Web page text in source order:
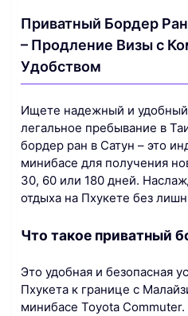
Приватный Бордер
– Продление Визы с
Удобством
Ищете надежный и удобный
легальное пребывание в
бордер ран в Сатун – это
минибасе для получения
30, 60 или 180 дней.
отдыха на Пхукете без
Что такое приватный
Это удобная и безопасная
Пхукета к границе с
минибасе Toyota